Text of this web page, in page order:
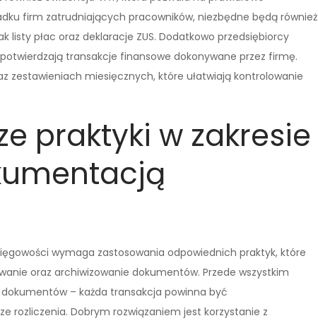
firm zatrudniających pracowników, niezbędne będą również
płac oraz deklaracje ZUS. Dodatkowo przedsiębiorcy
transakcje finansowe dokonywane przez firmę.
zestawieniach miesięcznych, które ułatwiają kontrolowanie
praktyki w zakresie
wymaga zastosowania odpowiednich praktyk, które
oraz archiwizowanie dokumentów. Przede wszystkim
– każda transakcja powinna być
rozliczenia. Dobrym rozwiązaniem jest korzystanie z